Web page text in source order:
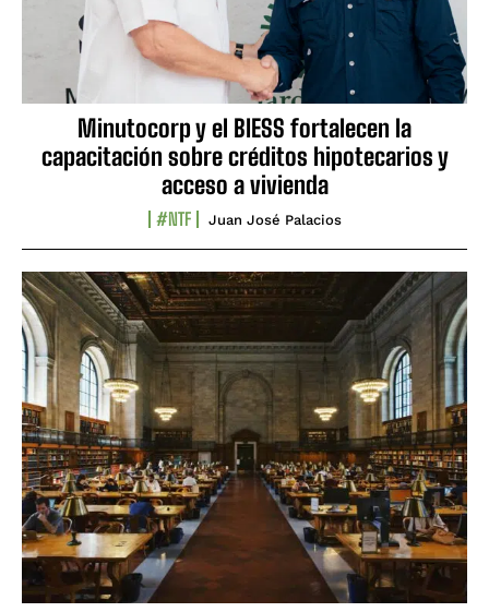
Minutocorp y el BIESS fortalecen la
capacitación sobre créditos hipotecarios y
acceso a vivienda
#NTF Juan José Palacios